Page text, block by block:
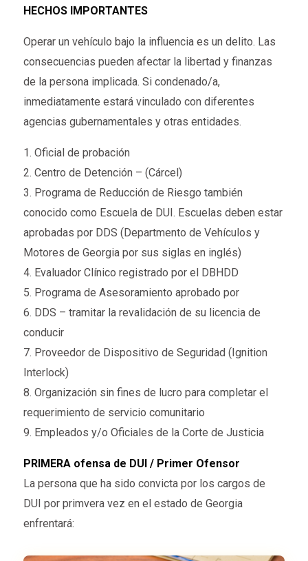
HECHOS IMPORTANTES
Operar un vehículo bajo la influencia es un delito. Las
consecuencias pueden afectar la libertad y finanzas
de la persona implicada. Si condenado/a,
inmediatamente estará vinculado con diferentes
agencias gubernamentales y otras entidades.
1. Oficial de probación
2. Centro de Detención – (Cárcel)
3. Programa de Reducción de Riesgo también
conocido como Escuela de DUI. Escuelas deben estar
aprobadas por DDS (Departmento de Vehículos y
Motores de Georgia por sus siglas en inglés)
4. Evaluador Clínico registrado por el DBHDD
5. Programa de Asesoramiento aprobado por
6. DDS – tramitar la revalidación de su licencia de
conducir
7. Proveedor de Dispositivo de Seguridad (Ignition
Interlock)
8. Organización sin fines de lucro para completar el
requerimiento de servicio comunitario
9. Empleados y/o Oficiales de la Corte de Justicia
PRIMERA ofensa de DUI / Primer Ofensor
La persona que ha sido convicta por los cargos de
DUI por primvera vez en el estado de Georgia
enfrentará: